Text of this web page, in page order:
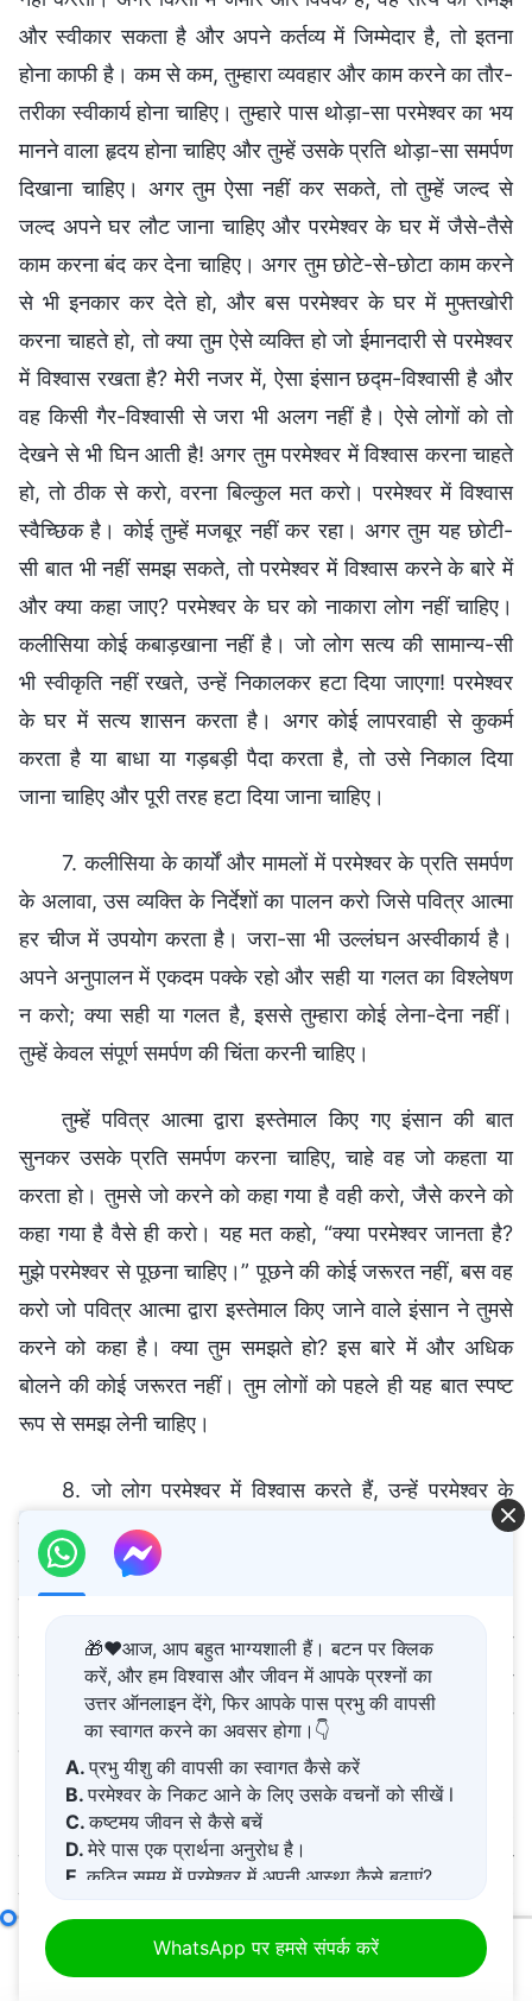
और स्वीकार सकता है और अपने कर्तव्य में जिम्मेदार है, तो इतना
होना काफी है। कम से कम, तुम्हारा व्यवहार और काम करने का तौर-
तरीका स्वीकार्य होना चाहिए। तुम्हारे पास थोड़ा-सा परमेश्वर का भय
मानने वाला हृदय होना चाहिए और तुम्हें उसके प्रति थोड़ा-सा समर्पण
दिखाना चाहिए। अगर तुम ऐसा नहीं कर सकते, तो तुम्हें जल्द से
जल्द अपने घर लौट जाना चाहिए और परमेश्वर के घर में जैसे-तैसे
काम करना बंद कर देना चाहिए। अगर तुम छोटे-से-छोटा काम करने
से भी इनकार कर देते हो, और बस परमेश्वर के घर में मुफ्तखोरी
करना चाहते हो, तो क्या तुम ऐसे व्यक्ति हो जो ईमानदारी से परमेश्वर
में विश्वास रखता है? मेरी नजर में, ऐसा इंसान छद्म-विश्वासी है और
वह किसी गैर-विश्वासी से जरा भी अलग नहीं है। ऐसे लोगों को तो
देखने से भी घिन आती है! अगर तुम परमेश्वर में विश्वास करना चाहते
हो, तो ठीक से करो, वरना बिल्कुल मत करो। परमेश्वर में विश्वास
स्वैच्छिक है। कोई तुम्हें मजबूर नहीं कर रहा। अगर तुम यह छोटी-
सी बात भी नहीं समझ सकते, तो परमेश्वर में विश्वास करने के बारे में
और क्या कहा जाए? परमेश्वर के घर को नाकारा लोग नहीं चाहिए।
कलीसिया कोई कबाड़खाना नहीं है। जो लोग सत्य की सामान्य-सी
भी स्वीकृति नहीं रखते, उन्हें निकालकर हटा दिया जाएगा! परमेश्वर
के घर में सत्य शासन करता है। अगर कोई लापरवाही से कुकर्म
करता है या बाधा या गड़बड़ी पैदा करता है, तो उसे निकाल दिया
जाना चाहिए और पूरी तरह हटा दिया जाना चाहिए।
7. कलीसिया के कार्यों और मामलों में परमेश्वर के प्रति समर्पण
के अलावा, उस व्यक्ति के निर्देशों का पालन करो जिसे पवित्र आत्मा
हर चीज में उपयोग करता है। जरा-सा भी उल्लंघन अस्वीकार्य है।
अपने अनुपालन में एकदम पक्के रहो और सही या गलत का विश्लेषण
न करो; क्या सही या गलत है, इससे तुम्हारा कोई लेना-देना नहीं।
तुम्हें केवल संपूर्ण समर्पण की चिंता करनी चाहिए।
तुम्हें पवित्र आत्मा द्वारा इस्तेमाल किए गए इंसान की बात
सुनकर उसके प्रति समर्पण करना चाहिए, चाहे वह जो कहता या
करता हो। तुमसे जो करने को कहा गया है वही करो, जैसे करने को
कहा गया है वैसे ही करो। यह मत कहो, “क्या परमेश्वर जानता है?
मुझे परमेश्वर से पूछना चाहिए।” पूछने की कोई जरूरत नहीं, बस वह
करो जो पवित्र आत्मा द्वारा इस्तेमाल किए जाने वाले इंसान ने तुमसे
करने को कहा है। क्या तुम समझते हो? इस बारे में और अधिक
बोलने की कोई जरूरत नहीं। तुम लोगों को पहले ही यह बात स्पष्ट
रूप से समझ लेनी चाहिए।
8. जो लोग परमेश्वर में विश्वास करते हैं, उन्हें परमेश्वर के
प्रति समर्पण करना चाहिए और उसकी आराधना करनी चाहिए।
किसी व्यक्ति की बड़ाई मत करो, न किसी का आदर करो; परमेश्वर
को पहले, जिनका आदर करते हो उन्हें दूसरे और खुद को तीसरे
स्थान पर मत रखो। किसी भी व्यक्ति का तुम्हारे हृदय में कोई स्थान
नहीं होना चाहिए और तुम्हें लोगों को—विशेषकर उन्हें जिनका तुम
सम्मान करते हो—परमेश्वर के समतुल्य या उसके बराबर नहीं मानना
चाहिए। यह परमेश्वर के लिए असहनीय है।
कुछ लोग खास तौर पर हालात देखकर अपना रुख बदलने और
दूसरों की चापलूसी करने में माहिर होते हैं। वे मुझे जिसकी भी बड़ाई
संगति करते देखते हैं, उन्हें ही प्रभावित करने में लग जाते हैं। उनके
मन में एक धारणा घर कर गई है : अब परमेश्वर के बाद इस भाई-
🎁❤️आज, आप बहुत भाग्यशाली हैं। बटन पर क्लिक
करें, और हम विश्वास और जीवन में आपके प्रश्नों का
उत्तर ऑनलाइन देंगे, फिर आपके पास प्रभु की वापसी
का स्वागत करने का अवसर होगा।👇
A.प्रभु यीशु की वापसी का स्वागत कैसे करें
B.परमेश्वर के निकट आने के लिए उसके वचनों को सीखें l
C.कष्टमय जीवन से कैसे बचें
D.मेरे पास एक प्रार्थना अनुरोध है।
E.कठिन समय में परमेश्वर में अपनी आस्था कैसे बढ़ाएं?
WhatsApp पर हमसे संपर्क करें